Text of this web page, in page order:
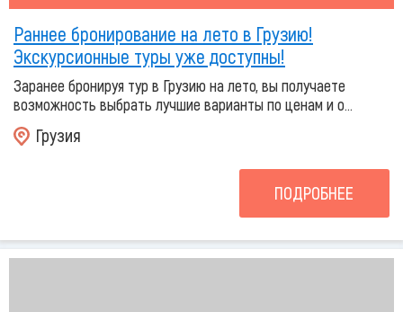
Раннее бронирование на лето в Грузию!
Экскурсионные туры уже доступны!
Заранее бронируя тур в Грузию на лето, вы получаете
возможность выбрать лучшие варианты по ценам и о...
Грузия
ПОДРОБНЕЕ